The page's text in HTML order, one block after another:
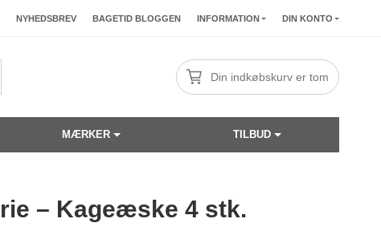
NYHEDSBREV BAGETID BLOGGEN INFORMATION DIN KONTO
Din indkøbskurv er tom
MÆRKER TILBUD
– Kageæske 4 stk.